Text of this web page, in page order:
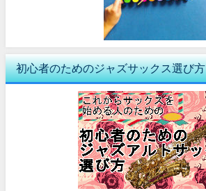
初心者のためのジャズサックス選び方